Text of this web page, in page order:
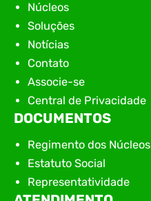
Núcleos
Soluções
Notícias
Contato
Associe-se
Central de Privacidade
DOCUMENTOS
Regimento dos Núcleos
Estatuto Social
Representatividade